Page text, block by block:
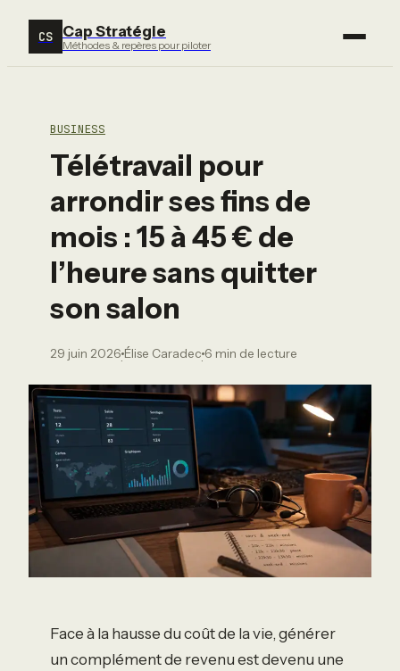
CS Cap Stratégie
Méthodes & repères pour piloter
BUSINESS
Télétravail pour
arrondir ses fins de
mois : 15 à 45 € de
l’heure sans quitter
son salon
29 juin 2026
·
Élise Caradec
·
6 min de lecture
Face à la hausse du coût de la vie, générer
un complément de revenu est devenu une